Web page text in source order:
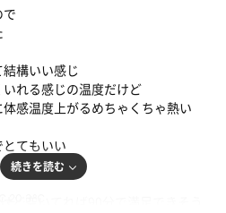
構いい感じ
れる感じの温度だけど
感温度上がるめちゃくちゃ熱い
てもいい
続きを読む